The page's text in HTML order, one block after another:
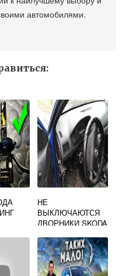
автомобилями.
НЕ
ВЫКЛЮЧАЮТСЯ
ДВОРНИКИ SKODA